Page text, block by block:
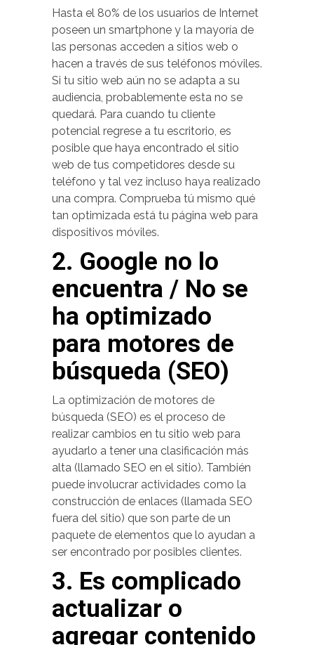
Hasta el 80% de los usuarios de Internet
poseen un smartphone y la mayoría de
las personas acceden a sitios web o
hacen a través de sus teléfonos móviles.
Si tu sitio web aún no se adapta a su
audiencia, probablemente esta no se
quedará. Para cuando tu cliente
potencial regrese a tu escritorio, es
posible que haya encontrado el sitio
web de tus competidores desde su
teléfono y tal vez incluso haya realizado
una compra. Comprueba tú mismo qué
tan optimizada está tu página web para
dispositivos móviles.
2. Google no lo
encuentra / No se
ha optimizado
para motores de
búsqueda (SEO)
La optimización de motores de
búsqueda (SEO) es el proceso de
realizar cambios en tu sitio web para
ayudarlo a tener una clasificación más
alta (llamado SEO en el sitio). También
puede involucrar actividades como la
construcción de enlaces (llamada SEO
fuera del sitio) que son parte de un
paquete de elementos que lo ayudan a
ser encontrado por posibles clientes.
3. Es complicado
actualizar o
agregar contenido